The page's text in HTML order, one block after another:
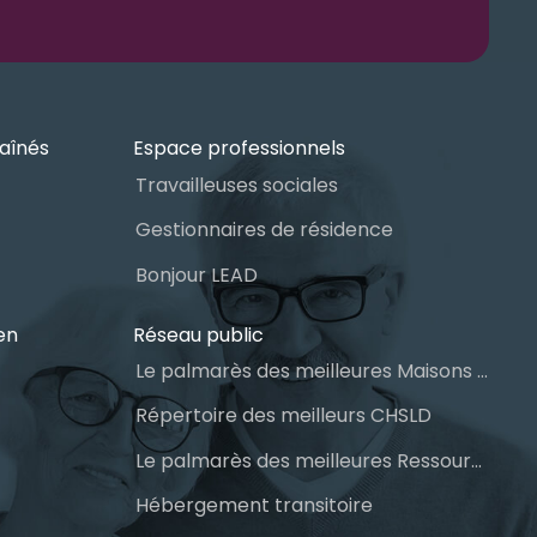
Espace professionnels
Travailleuses sociales
Gestionnaires de résidence
Bonjour LEAD
Réseau public
Le palmarès des meilleures Maisons des aînés du Québec
Répertoire des meilleurs CHSLD
Le palmarès des meilleures Ressources Intermédiaires (RI)
Hébergement transitoire